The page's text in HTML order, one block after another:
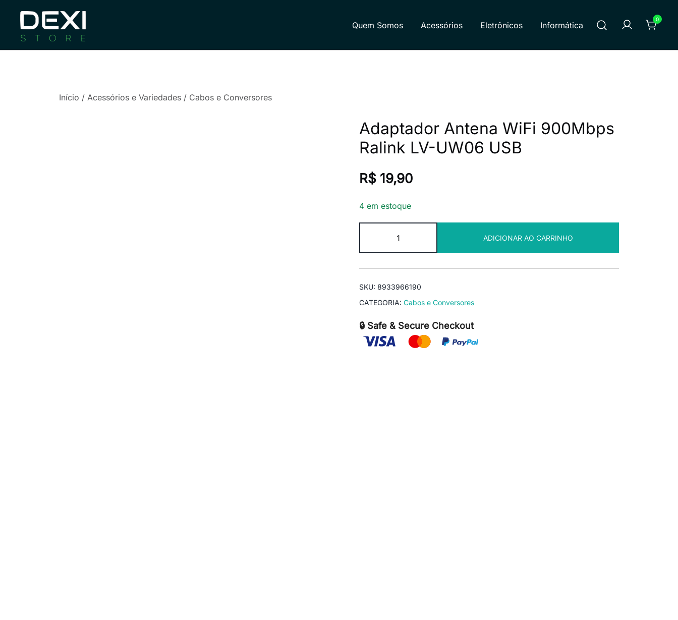
conteúdo
Dexi Store
A Dexi Store é uma loja focada em produtos de informática e eletrônicos. Dispomos de uma variedade de produtos e atendemos todas as regiões do Brasil. Atuamos em
Quem Somos Acessórios Eletrônicos Informática
0
Início / Acessórios e Variedades / Cabos e Conversores
Adaptador Antena WiFi 900Mbps
Ralink LV-UW06 USB
R$ 19,90
4 em estoque
Antena
WiFi
900Mbps
Ralink
UW06
USB
quantidade
ADICIONAR AO CARRINHO
SKU: 8933966190
CATEGORIA: Cabos e Conversores
🔒 Safe & Secure Checkout